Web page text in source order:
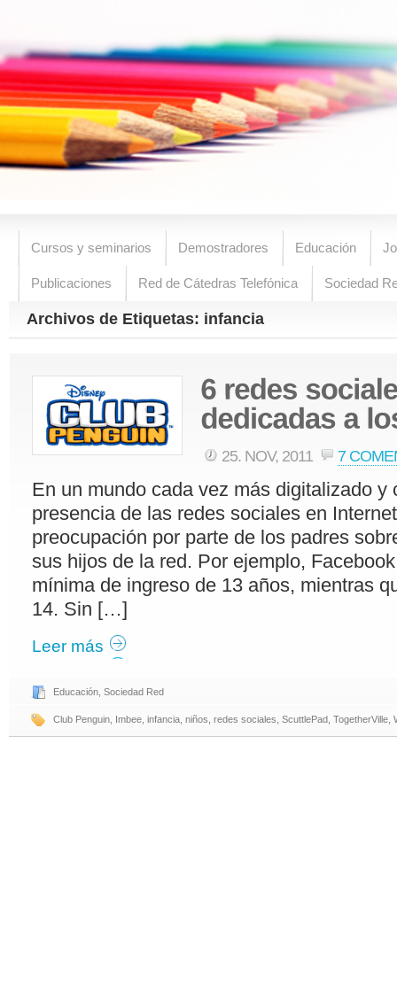
Cursos y seminarios Demostradores Educación
Publicaciones Red de Cátedras Telefónica Sociedad
Archivos de Etiquetas: infancia
25. NOV, 2011 7
En un mundo cada vez más digitalizado y
presencia de las redes sociales en
preocupación por parte de los padres
sus hijos de la red. Por ejemplo,
mínima de ingreso de 13 años, mientras
14. Sin […]
Leer más
Educación Sociedad Red
Club Penguin Imbee infancia niños redes sociales ScuttlePad TogetherVille